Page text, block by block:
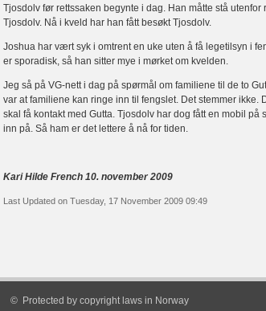
Tjosdolv før rettssaken begynte i dag. Han måtte stå utenfor
Tjosdolv. Nå i kveld har han fått besøkt Tjosdolv.
Joshua har vært syk i omtrent en uke uten å få legetilsyn i
er sporadisk, så han sitter mye i mørket om kvelden.
Jeg så på VG-nett i dag på spørmål om familiene til de to
var at familiene kan ringe inn til fengslet. Det stemmer ikke.
skal få kontakt med Gutta. Tjosdolv har dog fått en mobil på
inn på. Så ham er det lettere å nå for tiden.
Kari Hilde French 10. november 2009
Last Updated on Tuesday, 17 November 2009 09:49
© Protected by copyright laws in Norway